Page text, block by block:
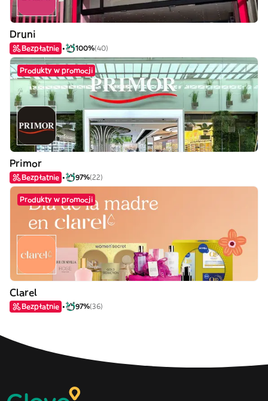
Druni
Bezpłatnie 100%(40)
Produkty w promocji
Primor
Bezpłatnie 97%(22)
Produkty w promocji
Clarel
Bezpłatnie 97%(36)